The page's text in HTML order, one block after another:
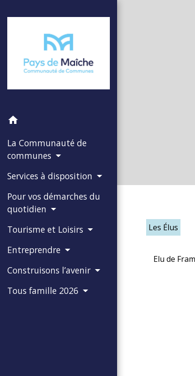
home
La Communauté de
communes
Services à disposition
Pour vos démarches du
quotidien
Tourisme et Loisirs
Entreprendre
Construisons l’avenir
Tous famille 2026
Les Élus
Elu de